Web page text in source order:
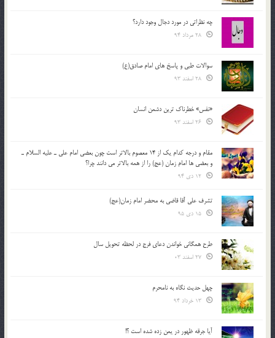
چه نظراتی در مورد دجال وجود دارد؟
سوالات طبی و پاسخ های امام صادق(ع)
«نفس» خطرناک ترین دشمن انسان
مقام و درجه كدام يك از 14 معصوم بالاتر است چون بعضي امام علي ـ عليه السلام ـ
و بعضي ها امام زمان (عج) را از همه بالاتر مي دانند چرا؟
تشرف علي آقا قاضي به محضر امام زمان(عج)
طرح همگانی خواندن دعای فرج در لحظه تحویل سال
چهل حدیث نگاه به نامحرم
آیا جرقه ظهور در یمن زده شده است ؟!